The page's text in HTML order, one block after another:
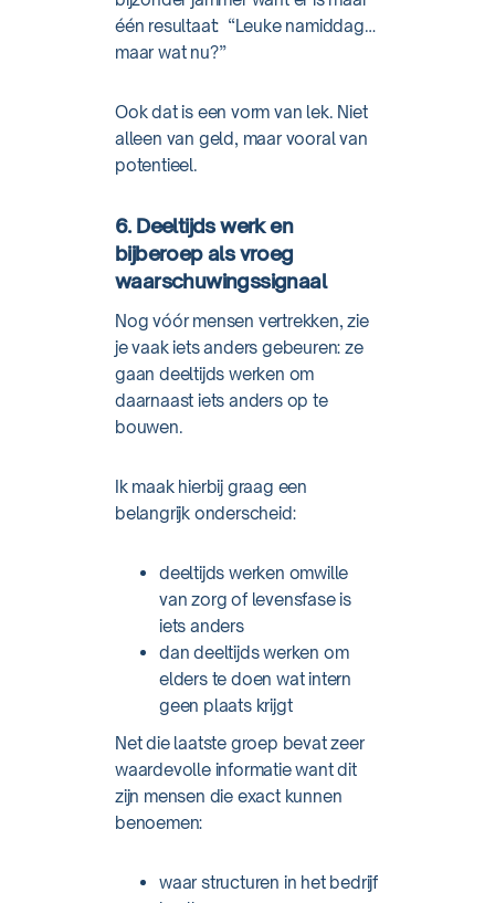
één resultaat: “Leuke namiddag…
maar wat nu?”
Ook dat is een vorm van lek. Niet
alleen van geld, maar vooral van
potentieel.
6. Deeltijds werk en
bijberoep als vroeg
waarschuwingssignaal
Nog vóór mensen vertrekken, zie
je vaak iets anders gebeuren: ze
gaan deeltijds werken om
daarnaast iets anders op te
bouwen.
Ik maak hierbij graag een
belangrijk onderscheid:
deeltijds werken omwille
van zorg of levensfase is
iets anders
dan deeltijds werken om
elders te doen wat intern
geen plaats krijgt
Net die laatste groep bevat zeer
waardevolle informatie want dit
zijn mensen die exact kunnen
benoemen:
waar structuren in het bedrijf